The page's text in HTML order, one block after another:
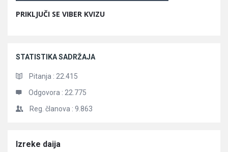
PRIKLJUČI SE VIBER KVIZU
STATISTIKA SADRŽAJA
Pitanja : 22.415
Odgovora : 22.775
Reg. članova : 9.863
Članci
Izreke daija